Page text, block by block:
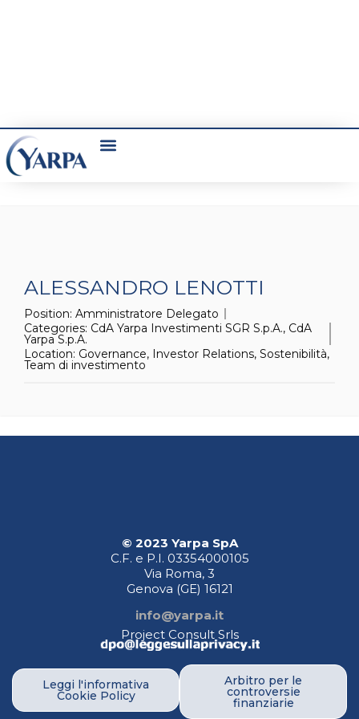
ALESSANDRO LENOTTI
Position: Amministratore Delegato
Categories: CdA Yarpa Investimenti SGR S.p.A., CdA
Yarpa S.p.A.
Location: Governance, Investor Relations, Sostenibilità,
Team di investimento
© 2023 Yarpa SpA
C.F. e P.I. 03354000105
Via Roma, 3
Genova (GE) 16121
info@yarpa.it
Project Consult Srls
Leggi l'informativa
Cookie Policy
Arbitro per le
controversie
finanziarie